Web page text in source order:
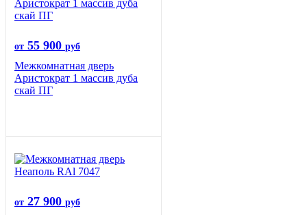
от 55 900 руб
Межкомнатная дверь
Аристократ 1 массив дуба
скай ПГ
от 27 900 руб